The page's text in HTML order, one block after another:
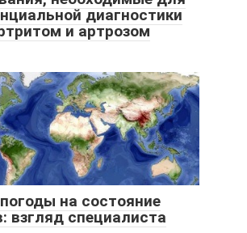
диагностики
и артрозом
на состояние
взгляд специалиста